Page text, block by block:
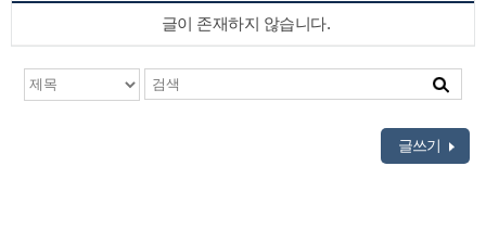
글이 존재하지 않습니다.
글쓰기